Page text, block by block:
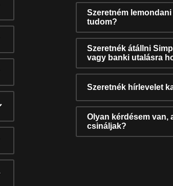
Szeretném
tudom?
Szeretnék átállni
vagy banki utalásra
Szeretnék hírlevelet
Olyan kérdésem van,
csináljak?